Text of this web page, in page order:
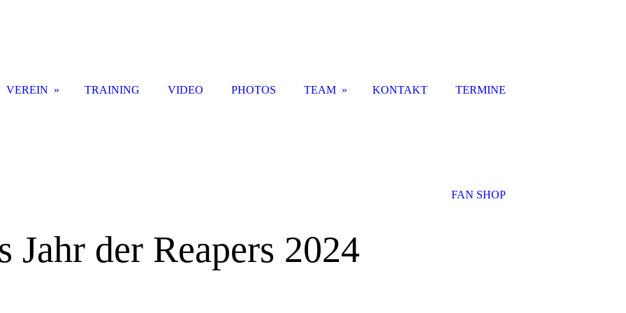
Jahr der Reapers 2024
VEREIN TRAINING VIDEO PHOTOS TEAM KONTAKT TERMINE
FAN SHOP